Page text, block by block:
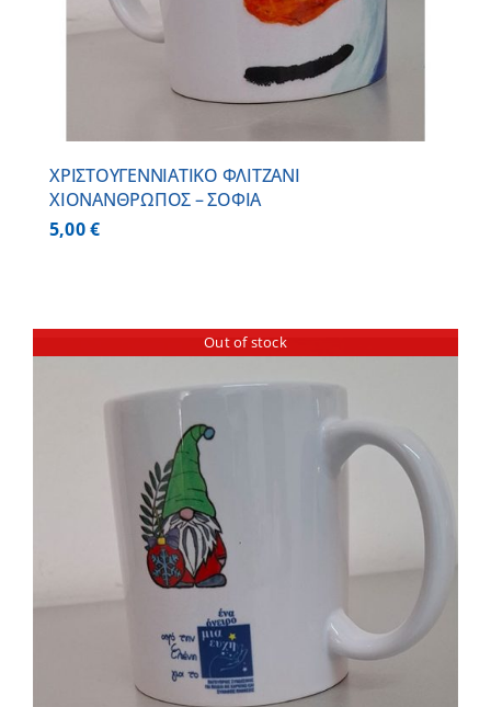
ΧΡΙΣΤΟΥΓΕΝΝΙΑΤΙΚΟ ΦΛΙΤΖΑΝΙ
ΧΙΟΝΑΝΘΡΩΠΟΣ – ΣΟΦΙΑ
5,00€
Out of stock